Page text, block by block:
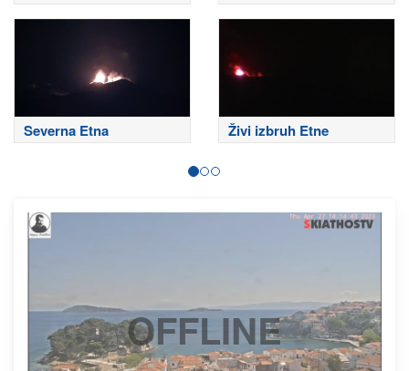
Severna Etna Živi izbruh Etne
OFFLINE